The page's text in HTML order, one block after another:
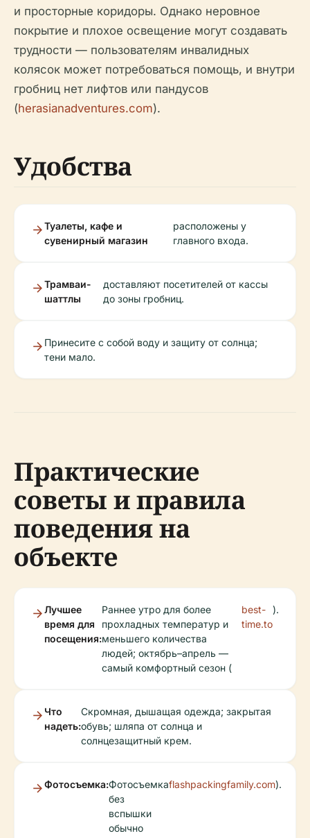
и просторные коридоры. Однако неровное
покрытие и плохое освещение могут создавать
трудности — пользователям инвалидных
колясок может потребоваться помощь, и внутри
гробниц нет лифтов или пандусов
(herasianadventures.com).
Удобства
Туалеты, кафе и
сувенирный магазин
расположены у
главного входа.
Трамваи-
шаттлы
доставляют посетителей от кассы
до зоны гробниц.
Принесите с собой воду и защиту от солнца;
тени мало.
Практические
советы и правила
поведения на
объекте
Лучшее
время для
посещения:
Раннее утро для более
прохладных температур и
меньшего количества
людей; октябрь–апрель —
самый комфортный сезон (
best-
time.to
).
Что
надеть:
Скромная, дышащая одежда; закрытая
обувь; шляпа от солнца и
солнцезащитный крем.
Фотосъемка:Фотосъемка
без
вспышки
обычно
flashpackingfamily.com).